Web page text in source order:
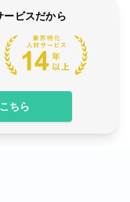
ービスだから
ちら